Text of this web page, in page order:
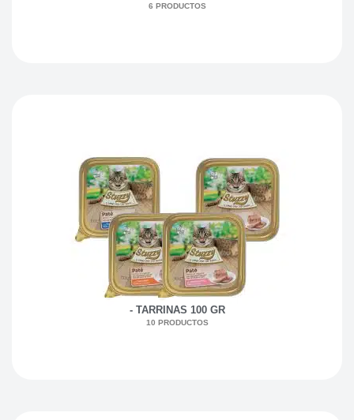
6 PRODUCTOS
- TARRINAS 100 GR
10 PRODUCTOS